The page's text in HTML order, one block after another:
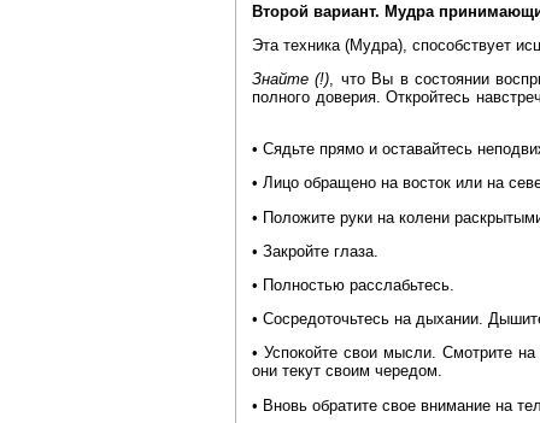
Второй вариант. Мудра
Эта техника (Мудра), способствует
Знайте (!), что Вы в состоянии
полного доверия. Откройтесь
• Сядьте прямо и оставайтесь
• Лицо обращено на восток или на
• Положите руки на колени
• Закройте глаза.
• Полностью расслабьтесь.
• Сосредоточьтесь на дыхании.
• Успокойте свои мысли. Смотрите
они текут своим чередом.
• Вновь обратите свое внимание на